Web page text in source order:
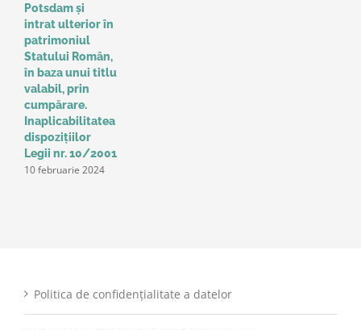
Potsdam și
intrat ulterior în
patrimoniul
Statului Român,
în baza unui titlu
valabil, prin
cumpărare.
Inaplicabilitatea
dispozițiilor
Legii nr. 10/2001
10 februarie 2024
Politica de confidențialitate a datelor